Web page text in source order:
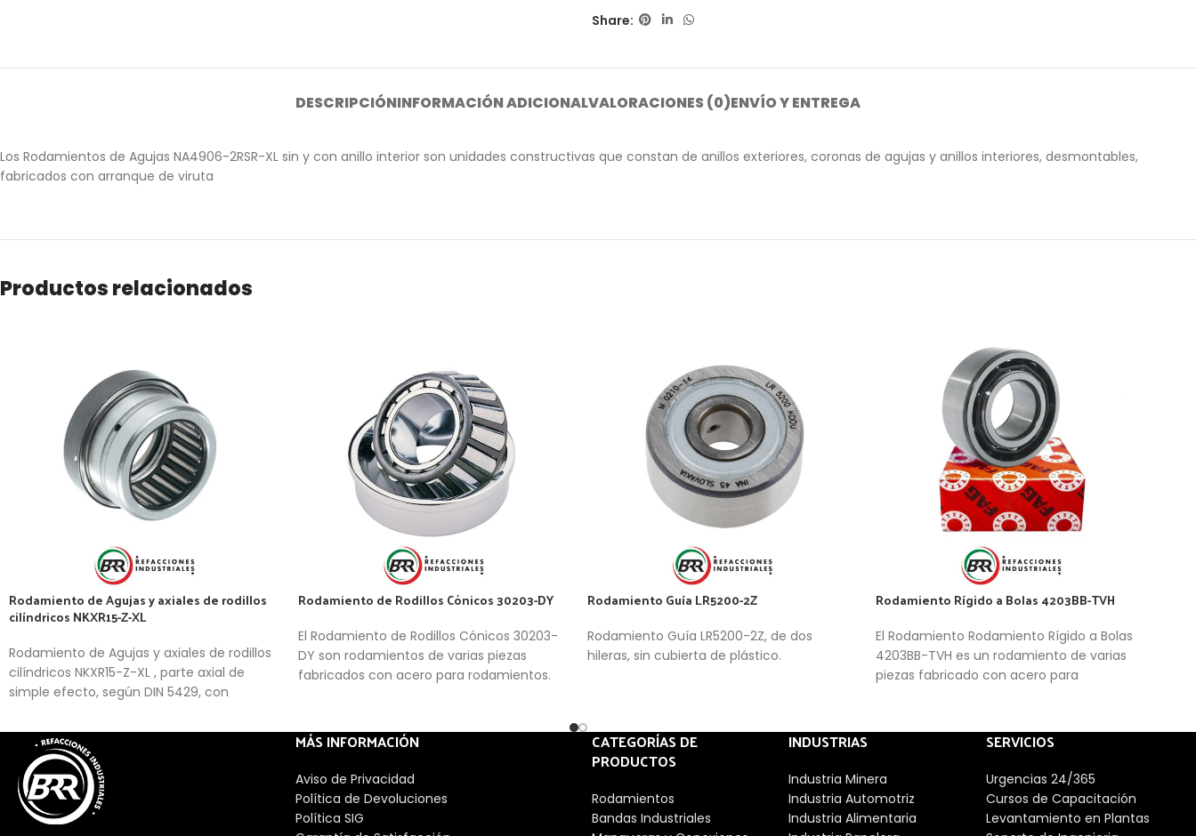
Share:
DESCRIPCIÓNINFORMACIÓN ADICIONALVALORACIONES (0)ENVÍO Y ENTREGA
Los Rodamientos de Agujas NA4906-2RSR-XL sin y con anillo interior son unidades constructivas que constan de anillos exteriores, coronas de agujas y anillos interiores, desmontables,
fabricados con arranque de viruta
Productos relacionados
Rodamiento de Agujas y axiales de rodillos
cilíndricos NKXR15-Z-XL
Rodamiento de Agujas y axiales de rodillos
cilíndricos NKXR15-Z-XL , parte axial de
simple efecto, según DIN 5429, con
grasa
Rodamiento de Rodillos Cónicos 30203-DY
El Rodamiento de Rodillos Cónicos 30203-
DY son rodamientos de varias piezas
fabricados con acero para rodamientos.
rodillos cónicos en una jaula. Su diseño les
permite soportar elevadas cargas axiales
radiales y unidireccionales.
Rodamiento Guía LR5200-2Z
Rodamiento Guía LR5200-2Z, de dos
hileras, sin cubierta de plástico.
Rodamiento Rígido a Bolas 4203BB-TVH
El Rodamiento Rodamiento Rígido a Bolas
4203BB-TVH es un rodamiento de varias
piezas fabricado con acero para
cónicas y rodillos cónicos en una jaula. Su
diseño les permite soportar elevadas
cargas axiales radiales y unidireccionales.
MÁS INFORMACIÓN
Aviso de Privacidad
Política de Devoluciones
Política SIG
CATEGORÍAS DE
PRODUCTOS
Rodamientos
Bandas Industriales
INDUSTRIAS
Industria Minera
Industria Automotriz
Industria Alimentaria
SERVICIOS
Urgencias 24/365
Cursos de Capacitación
Levantamiento en Plantas